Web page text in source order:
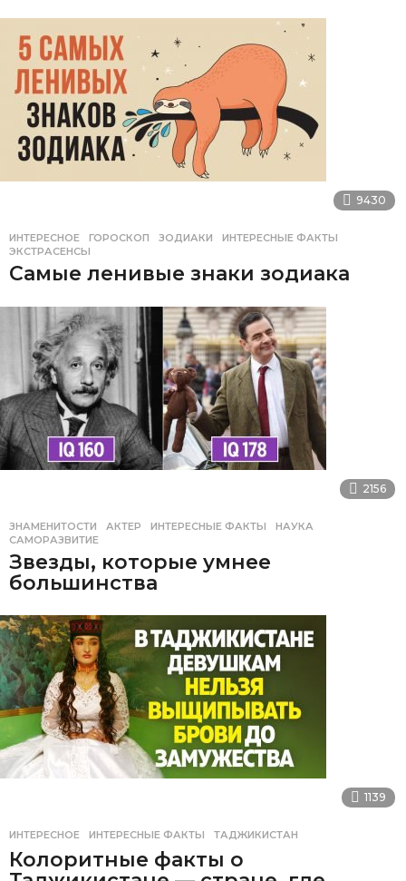
9430
ИНТЕРЕСНОЕ ГОРОСКОП ,ЗОДИАКИ ,ИНТЕРЕСНЫЕ ФАКТЫ
ЭКСТРАСЕНСЫ
Самые ленивые знаки зодиака
2156
ЗНАМЕНИТОСТИ АКТЕР ,ИНТЕРЕСНЫЕ ФАКТЫ ,НАУКА
САМОРАЗВИТИЕ
Звезды, которые умнее
большинства
1139
ИНТЕРЕСНОЕ ИНТЕРЕСНЫЕ ФАКТЫ ,ТАДЖИКИСТАН
Колоритные факты о